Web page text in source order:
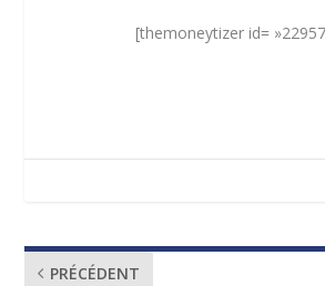
[themoneytizer id=
PRÉCÉDENT